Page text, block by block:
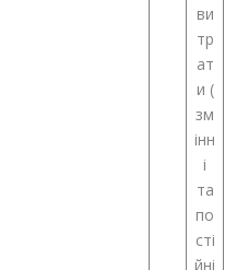
ви
тр
ат
и (
зм
інн
і
та
по
сті
йні